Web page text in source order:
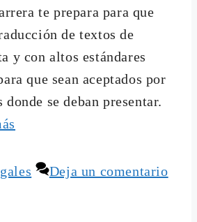
te prepara para que
de textos de
y con altos estándares
que sean aceptados por
se deban presentar.
Deja un comentario